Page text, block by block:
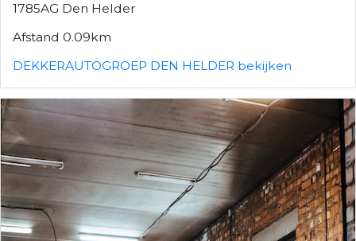
1785AG Den Helder
Afstand 0.09km
DEKKERAUTOGROEP DEN HELDER bekijken